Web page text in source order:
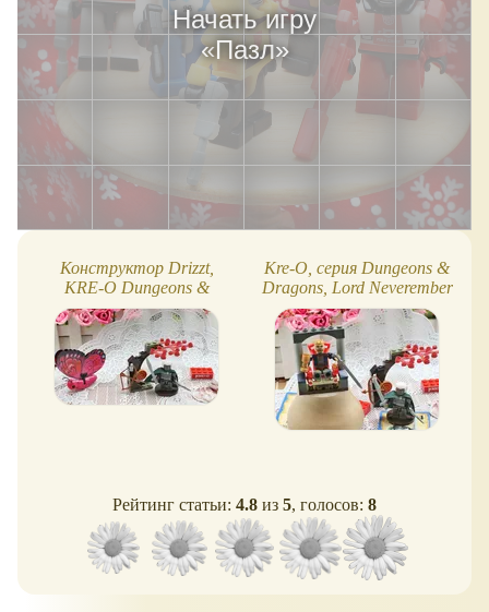
Начать игру
«Пазл»
Конструктор Drizzt,
KRE-O Dungeons &
Dragons
Kre-O, серия Dungeons &
Dragons, Lord Neverember
Рейтинг статьи: 4.8 из 5, голосов: 8